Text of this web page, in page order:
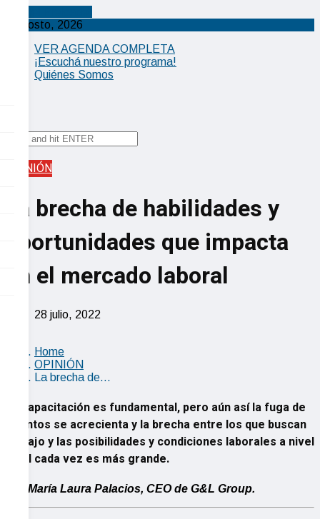
8 agosto, 2026
VER AGENDA COMPLETA
¡Escuchá nuestro programa!
Quiénes Somos
X
OPINIÓN
La brecha de habilidades y
oportunidades que impacta
en el mercado laboral
28 julio, 2022
Home
OPINIÓN
La brecha de…
La capacitación es fundamental, pero aún así la fuga de
talentos se acrecienta y la brecha entre los que buscan
trabajo y las posibilidades y condiciones laborales a nivel
local cada vez es más grande.
Por María Laura Palacios, CEO de G&L Group.